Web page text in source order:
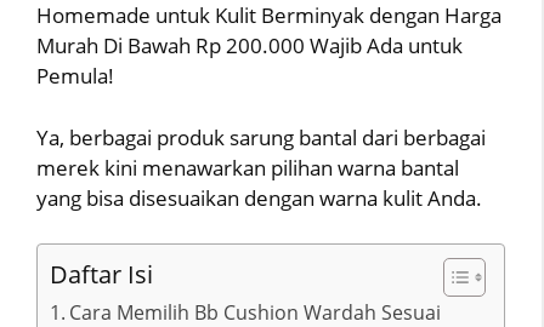
Homemade untuk Kulit Berminyak dengan Harga
Murah Di Bawah Rp 200.000 Wajib Ada untuk
Pemula!
Ya, berbagai produk sarung bantal dari berbagai
merek kini menawarkan pilihan warna bantal
yang bisa disesuaikan dengan warna kulit Anda.
Daftar Isi
Cara Memilih Bb Cushion Wardah Sesuai